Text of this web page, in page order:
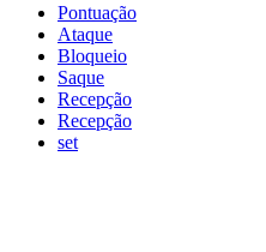
Pontuação
Ataque
Bloqueio
Saque
Recepção
Recepção
set